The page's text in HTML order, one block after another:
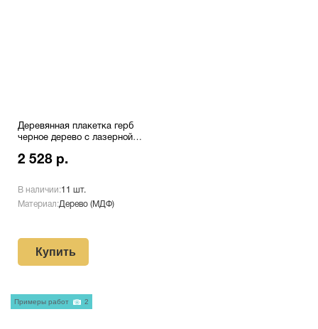
Деревянная плакетка герб
черное дерево с лазерной
2 528 р.
В наличии:11 шт.
Материал:Дерево (МДФ)
Купить
Примеры работ 2